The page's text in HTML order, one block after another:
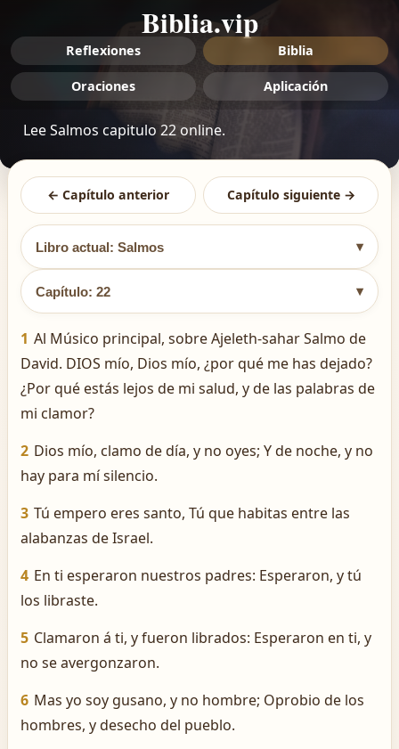
Biblia.vip
Reflexiones Biblia
Oraciones Aplicación
Lee Salmos capitulo 22 online.
← Capítulo anterior Capítulo siguiente →
Libro actual: Salmos ▾
Capítulo: 22 ▾
1 Al Músico principal, sobre Ajeleth-sahar Salmo de
David. DIOS mío, Dios mío, ¿por qué me has dejado?
¿Por qué estás lejos de mi salud, y de las palabras de
mi clamor?
2 Dios mío, clamo de día, y no oyes; Y de noche, y no
hay para mí silencio.
3 Tú empero eres santo, Tú que habitas entre las
alabanzas de Israel.
4 En ti esperaron nuestros padres: Esperaron, y tú
los libraste.
5 Clamaron á ti, y fueron librados: Esperaron en ti, y
no se avergonzaron.
6 Mas yo soy gusano, y no hombre; Oprobio de los
hombres, y desecho del pueblo.